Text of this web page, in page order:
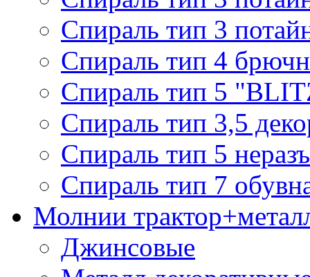
Спираль тип 3
Спираль тип 4
Спираль тип 5
Спираль тип 3,5
Спираль тип 5
Спираль тип 7
Молнии
Джинсовые